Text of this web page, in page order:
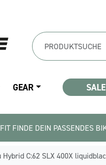
GEAR SALE
BIKE   |
C:62 SLX 400X